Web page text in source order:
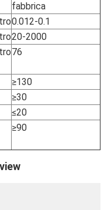
fabbrica
0.012-0.1
20-2000
76
≥130
≥30
≤20
≥90